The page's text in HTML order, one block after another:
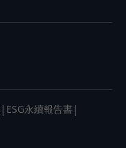
| ESG永續報告書 |